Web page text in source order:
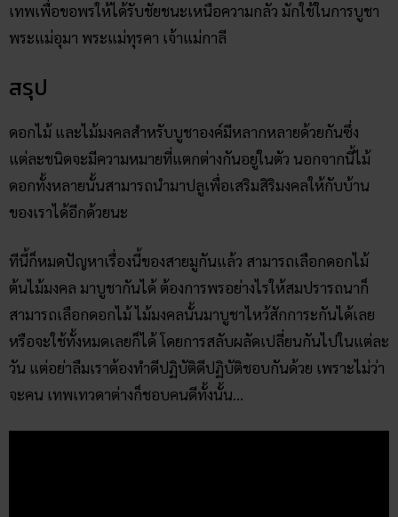
เทพเพื่อขอพรให้ได้รับชัยชนะเหนือความกลัว มักใช้ในการบูชา
พระแม่อุมา พระแม่ทุรคา เจ้าแม่กาลี
สรุป
ดอกไม้ และไม้มงคลสำหรับบูชาองค์มีหลากหลายด้วยกันซึ่ง
แต่ละชนิดจะมีความหมายที่แตกต่างกันอยู่ในตัว นอกจากนี้ไม้
ดอกทั้งหลายนั้นสามารถนำมาปลูเพื่อเสริมสิริมงคลให้กับบ้าน
ของเราได้อีกด้วยนะ
ทีนี้ก็หมดปัญหาเรื่องนี้ของสายมูกันแล้ว สามารถเลือกดอกไม้
ต้นไม้มงคล มาบูชากันได้ ต้องการพรอย่างไรให้สมปรารถนาก็
สามารถเลือกดอกไม้ ไม้มงคลนั้นมาบูชาไหว้สักการะกันได้เลย
หรือจะใช้ทั้งหมดเลยก็ได้ โดยการสลับผลัดเปลี่ยนกันไปในแต่ละ
วัน แต่อย่าลืมเราต้องทำดีปฏิบัติดีปฏิบัติชอบกันด้วย เพราะไม่ว่า
จะคน เทพเทวดาต่างก็ชอบคนดีทั้งนั้น…